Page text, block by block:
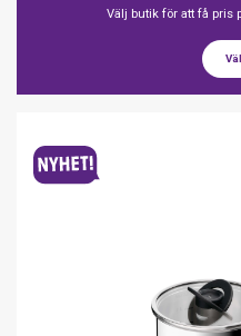
Välj butik för att få pris